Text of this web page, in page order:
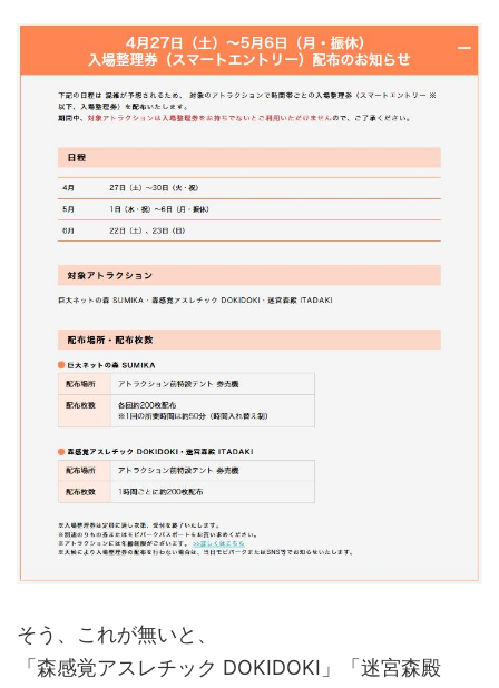
そう、これが無いと、
「森感覚アスレチック DOKIDOKI」「迷宮森殿